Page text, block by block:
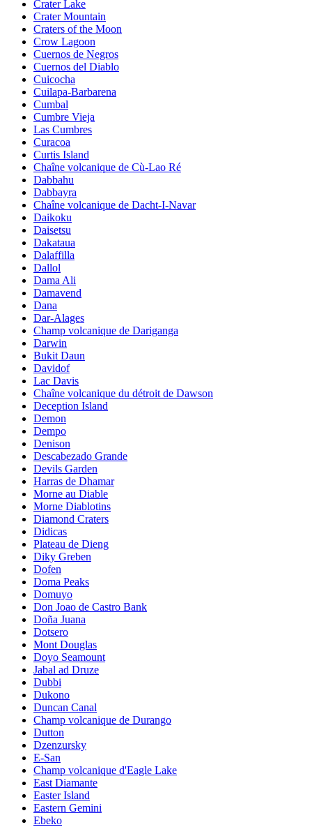
Crater Lake
Crater Mountain
Craters of the Moon
Crow Lagoon
Cuernos de Negros
Cuernos del Diablo
Cuicocha
Cuilapa-Barbarena
Cumbal
Cumbre Vieja
Las Cumbres
Curacoa
Curtis Island
Chaîne volcanique de Cù-Lao Ré
Dabbahu
Dabbayra
Chaîne volcanique de Dacht-I-Navar
Daikoku
Daisetsu
Dakataua
Dalaffilla
Dallol
Dama Ali
Damavend
Dana
Dar-Alages
Champ volcanique de Dariganga
Darwin
Bukit Daun
Davidof
Lac Davis
Chaîne volcanique du détroit de Dawson
Deception Island
Demon
Dempo
Denison
Descabezado Grande
Devils Garden
Harras de Dhamar
Morne au Diable
Morne Diablotins
Diamond Craters
Didicas
Plateau de Dieng
Diky Greben
Dofen
Doma Peaks
Domuyo
Don Joao de Castro Bank
Doña Juana
Dotsero
Mont Douglas
Doyo Seamount
Jabal ad Druze
Dubbi
Dukono
Duncan Canal
Champ volcanique de Durango
Dutton
Dzenzursky
E-San
Champ volcanique d'Eagle Lake
East Diamante
Easter Island
Eastern Gemini
Ebeko